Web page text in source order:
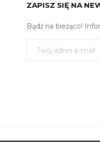
ZAPISZ SIĘ NA
Bądź na bieżąco!